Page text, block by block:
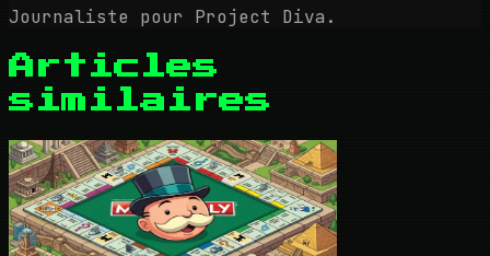
Journaliste pour Project Diva.
Articles
similaires